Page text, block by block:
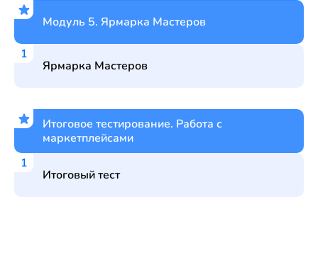
Модуль 5. Ярмарка Мастеров
Ярмарка Мастеров
Итоговое тестирование. Работа с
маркетплейсами
Итоговый тест